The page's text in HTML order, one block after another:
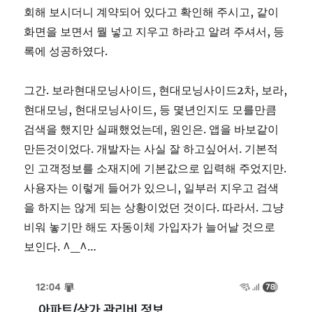
회해 보시더니 계약되어 있다고 확인해 주시고, 같이
화면을 보면서 뭘 넣고 지우고 하라고 알려 주셔서, 등
록에 성공하였다.
그간. 보라현대모닝사이드, 현대모닝사이드2차, 보라,
현대모닝, 현대모닝사이드, 등 몇년인지도 모를만큼
검색을 했지만 실패했었는데, 원인은. 앱을 바보같이
만든것이었다. 개발자는 사실 잘 하고싶어서. 기본적
인 고객정보를 소재지에 기본값으로 입력해 주었지만.
사용자는 이렇게 들어가 있으니, 일부러 지우고 검색
을 하지는 않게 되는 상황이었던 것이다. 따라서. 그냥
비워 놓기만 해도 자동이체 가입자가 늘어날 것으로
보인다. ^_^…